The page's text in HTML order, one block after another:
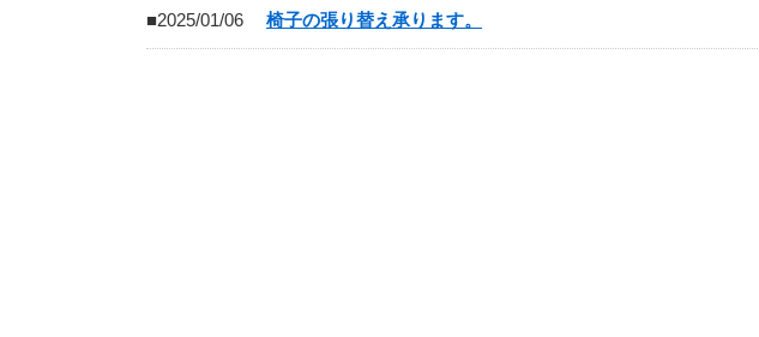
■2025/01/06 椅子の張り替え承ります。